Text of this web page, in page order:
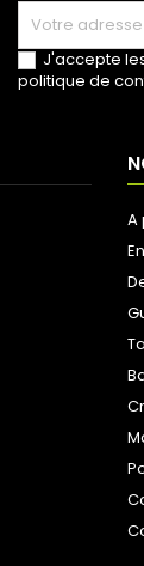
J'accepte
politique de
A